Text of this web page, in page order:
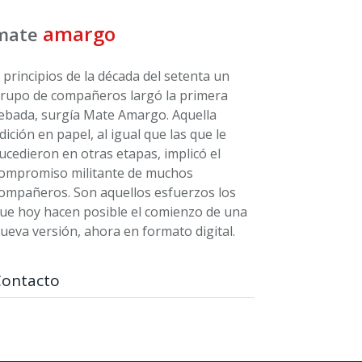
amargo
principios de la década del setenta un
de compañeros largó la primera
surgía Mate Amargo. Aquella
en papel, al igual que las que le
en otras etapas, implicó el
militante de muchos
Son aquellos esfuerzos los
hoy hacen posible el comienzo de una
versión, ahora en formato digital.